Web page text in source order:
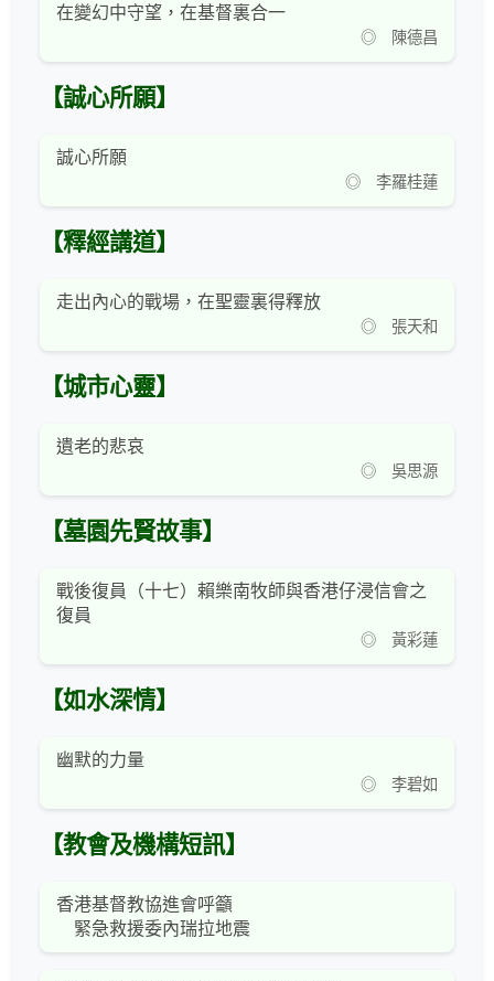
在變幻中守望，在基督裏合一
◎ 陳德昌
【誠心所願】
誠心所願
◎ 李羅桂蓮
【釋經講道】
走出內心的戰場，在聖靈裏得釋放
◎ 張天和
【城市心靈】
遺老的悲哀
◎ 吳思源
【墓園先賢故事】
戰後復員（十七）賴樂南牧師與香港仔浸信會之
復員
◎ 黃彩蓮
【如水深情】
幽默的力量
◎ 李碧如
【教會及機構短訊】
香港基督教協進會呼籲
緊急救援委內瑞拉地震